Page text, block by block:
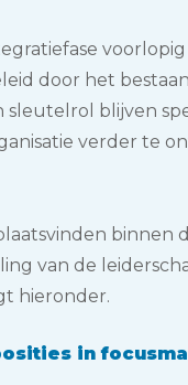
door het
sleutelrol blijven
verder te
binnen
van de
hieronder.
in